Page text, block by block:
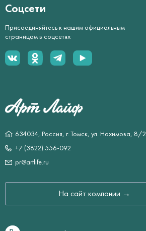
634034, Россия, г. Томск, ул. Нахимова, 8/2
+7 (3822) 556-092
pr@artlife.ru
На сайт компании →
Соцсети
Присоединяйтесь к нашим официальным
страницам в соцсетях